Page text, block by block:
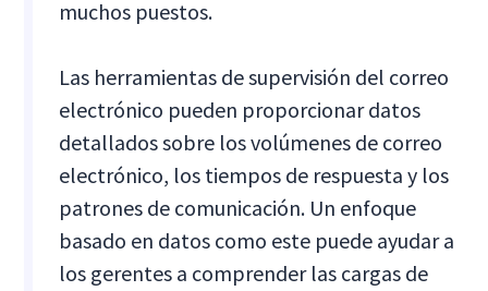
muchos puestos.
Las herramientas de supervisión del correo
electrónico pueden proporcionar datos
detallados sobre los volúmenes de correo
electrónico, los tiempos de respuesta y los
patrones de comunicación. Un enfoque
basado en datos como este puede ayudar a
los gerentes a comprender las cargas de